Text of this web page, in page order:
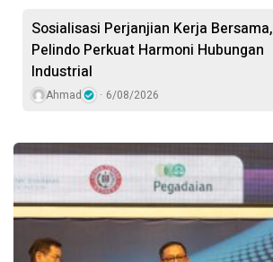
Sosialisasi Perjanjian Kerja Bersama,
Pelindo Perkuat Harmoni Hubungan
Industrial
Ahmad 6/08/2026